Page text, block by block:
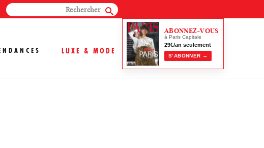
LUXE & MODE
ABONNEZ-VOUS
à Paris Capitale
29€/an seulement
S’ABONNER →